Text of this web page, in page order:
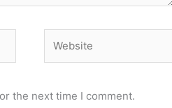
the next time I comment.